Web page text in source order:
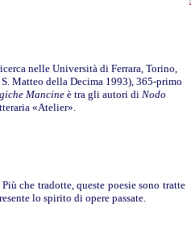
nelle Università di Ferrara, Torino,
Matteo della Decima 1993), 365-primo
Mancineè tra gli autori di Nodo
«Atelier».
Più che tradotte, queste poesie sono tratte
lo spirito di opere passate.